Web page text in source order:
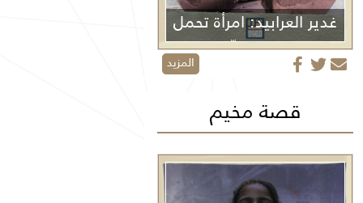
غدير العرابيد: امرأة تحمل
غزة في كفّيها
المزيد
قصة مخيم